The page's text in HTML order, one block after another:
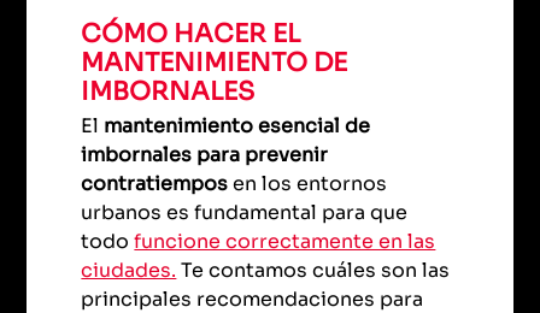
CÓMO HACER EL
MANTENIMIENTO DE
IMBORNALES
El mantenimiento esencial de
imbornales para prevenir
contratiemposen los entornos
urbanos es fundamental para que
todofuncione correctamente en las
ciudades. Te contamos cuáles son las
principales recomendaciones para